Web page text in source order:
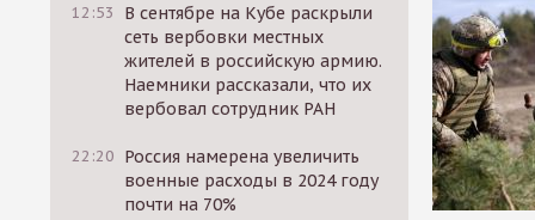
12:53
В сентябре на Кубе раскрыли
сеть вербовки местных
жителей в российскую армию.
Наемники рассказали, что их
вербовал сотрудник РАН
22:20 Россия намерена увеличить
военные расходы в 2024 году
почти на 70%